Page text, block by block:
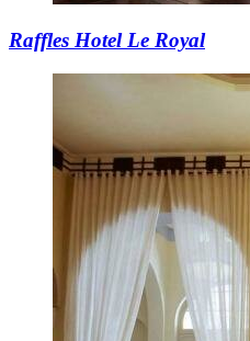
Raffles Hotel Le Royal